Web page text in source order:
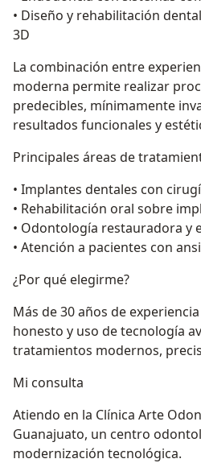
• Diseño y rehabilitación
3D
La combinación entre
moderna permite realizar
predecibles, mínimamente
resultados funcionales y
Principales áreas de
• Implantes dentales con
• Rehabilitación oral sobre
• Odontología restauradora y
• Atención a pacientes con
¿Por qué elegirme?
Más de 30 años de
honesto y uso de tecnología
tratamientos modernos,
Mi consulta
Atiendo en la Clínica Arte
Guanajuato, un centro
modernización tecnológica.